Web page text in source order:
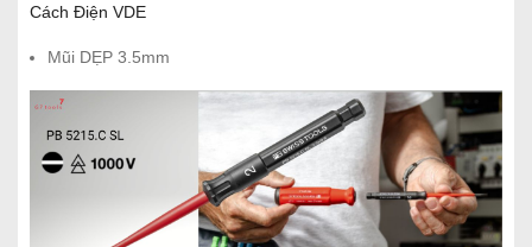
Cách Điện VDE
Mũi DẸP 3.5mm